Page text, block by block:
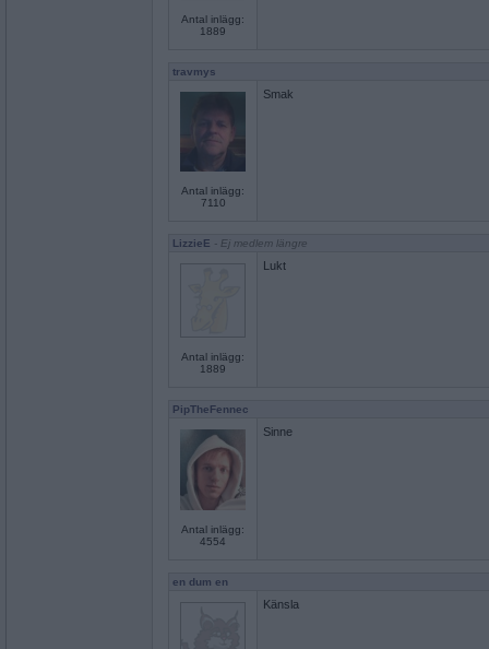
Antal inlägg:
1889
travmys
Antal inlägg:
7110
Smak
LizzieE - Ej medlem längre
Antal inlägg:
1889
Lukt
PipTheFennec
Antal inlägg:
4554
Sinne
en dum en
Känsla